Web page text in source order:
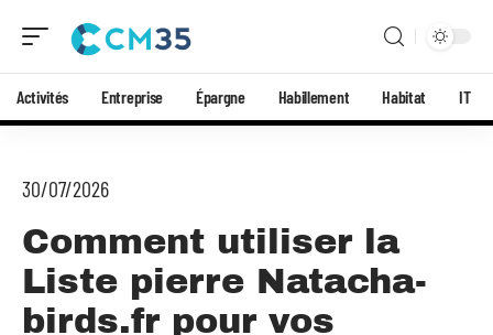
Activités Entreprise Épargne Habillement Habitat IT
30/07/2026
Comment utiliser la
Liste pierre Natacha-
birds.fr pour vos